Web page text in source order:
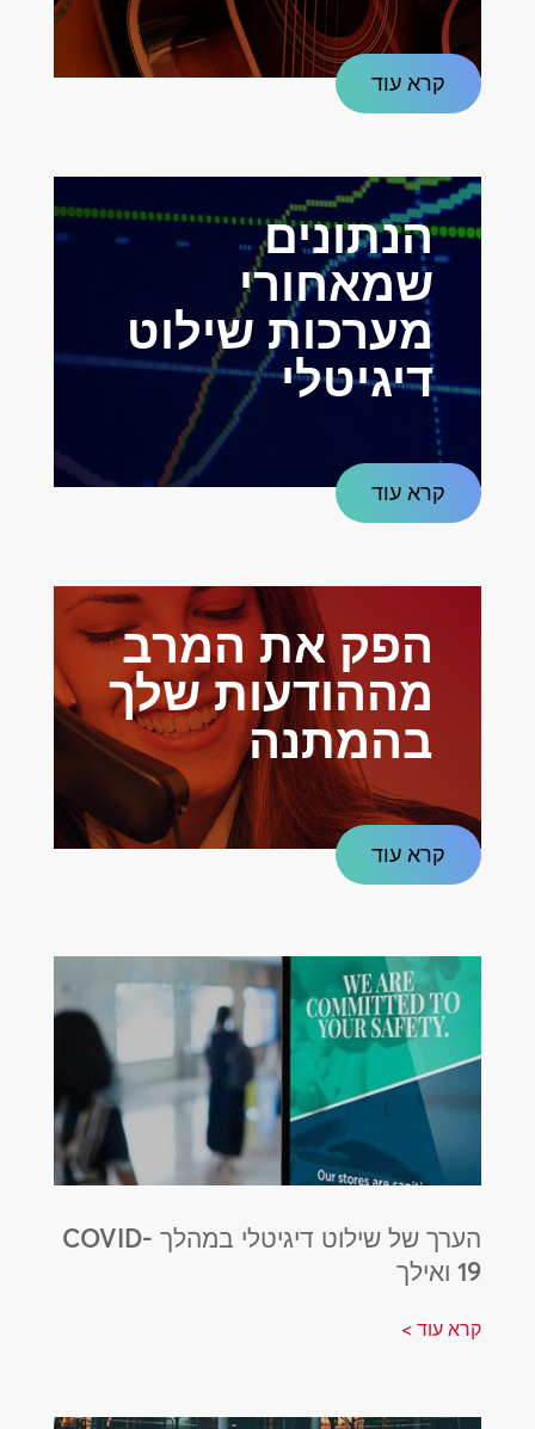
קרא עוד
הנתונים
שמאחורי
מערכות שילוט
דיגיטלי
קרא עוד
הפק את המרב
מההודעות שלך
בהמתנה
קרא עוד
הערך של שילוט דיגיטלי במהלך COVID-
19 ואילך
קרא עוד >